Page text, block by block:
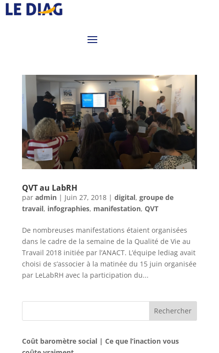
QVT au LabRH
par admin| Juin 27, 2018| digital, groupe de
travail, infographies, manifestation, QVT
De nombreuses manifestations étaient organisées
dans le cadre de la semaine de la Qualité de Vie au
Travail 2018 initiée par l’ANACT. L’équipe lediag avait
choisi de s’associer à la matinée du 15 juin organisée
par LeLabRH avec la participation du...
Rechercher
Coût baromètre social | Ce que l’inaction vous